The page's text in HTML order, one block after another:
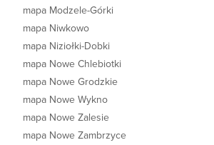
mapa Modzele-Górki
mapa Niwkowo
mapa Niziołki-Dobki
mapa Nowe Chlebiotki
mapa Nowe Grodzkie
mapa Nowe Wykno
mapa Nowe Zalesie
mapa Nowe Zambrzyce